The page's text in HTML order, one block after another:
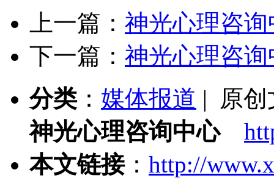
上一篇： 神光心理咨
下一篇： 神光心理咨
分类： 媒体报道 | 原创
神光心理咨询中心
本文链接： http://